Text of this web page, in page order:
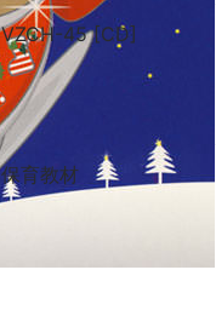
VZCH-45 [CD]
保育教材